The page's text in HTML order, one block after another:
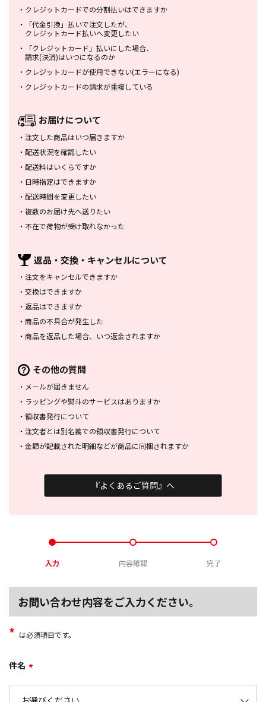
・ クレジットカードでの分割払いはできますか
・
「代金引換」払いで注文したが、
クレジットカード払いへ変更したい
・
「クレジットカード」払いにした場合、
請求(決済)はいつになるのか
・ クレジットカードが使用できない(エラーになる)
・ クレジットカードの請求が重複している
お届けについて
・ 注文した商品はいつ届きますか
・ 配送状況を確認したい
・ 配送料はいくらですか
・ 日時指定はできますか
・ 配送時間を変更したい
・ 複数のお届け先へ送りたい
・ 不在で荷物が受け取れなかった
返品・交換・ キャンセルについて
・ 注文をキャンセルできますか
・ 交換はできますか
・ 返品はできますか
・ 商品の不具合が発生した
・ 商品を返品した場合、 いつ返金されますか
その他の質問
・ メールが届きません
・ ラッピングや熨斗のサービスはありますか
・ 領収書発行について
・ 注文者とは別名義での領収書発行について
・ 金額が記載された明細などが商品に同梱されますか
『よくあるご質問』へ
入力 内容確認 完了
お問い合わせ内容をご入力ください。
* は必須項目です。
件名 *